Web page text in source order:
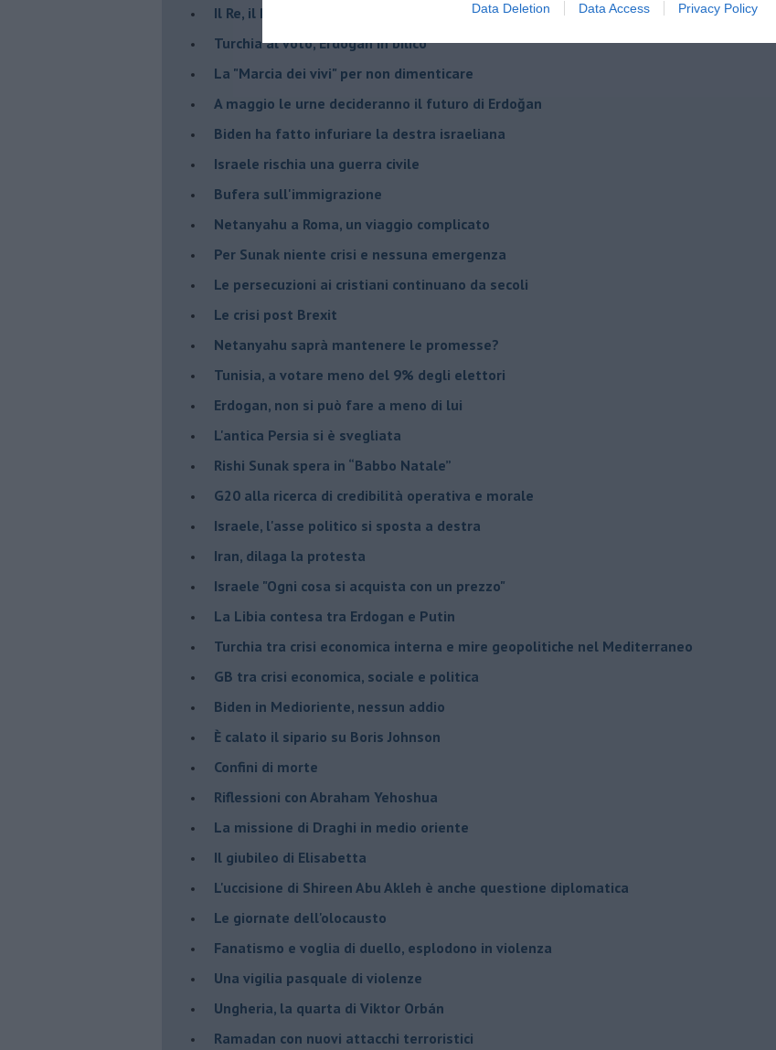
Data Deletion Data Access Privacy Policy
Il Re, il Primo Ministro, il Sindaco e la Brexit
Turchia al voto, Erdogan in bilico
La "Marcia dei vivi" per non dimenticare
A maggio le urne decideranno il futuro di Erdoğan
Biden ha fatto infuriare la destra israeliana
Israele rischia una guerra civile
Bufera sull'immigrazione
Netanyahu a Roma, un viaggio complicato
Per Sunak niente crisi e nessuna emergenza
Le persecuzioni ai cristiani continuano da secoli
Le crisi post Brexit
Netanyahu saprà mantenere le promesse?
Tunisia, a votare meno del 9% degli elettori
Erdogan, non si può fare a meno di lui
L'antica Persia si è svegliata
Rishi Sunak spera in “Babbo Natale”
G20 alla ricerca di credibilità operativa e morale
Israele, l'asse politico si sposta a destra
Iran, dilaga la protesta
Israele "Ogni cosa si acquista con un prezzo"
La Libia contesa tra Erdogan e Putin
Turchia tra crisi economica interna e mire geopolitiche nel Mediterraneo
GB tra crisi economica, sociale e politica
Biden in Medioriente, nessun addio
È calato il sipario su Boris Johnson
Confini di morte
Riflessioni con Abraham Yehoshua
La missione di Draghi in medio oriente
Il giubileo di Elisabetta
L'uccisione di Shireen Abu Akleh è anche questione diplomatica
Le giornate dell'olocausto
Fanatismo e voglia di duello, esplodono in violenza
Una vigilia pasquale di violenze
Ungheria, la quarta di Viktor Orbán
Ramadan con nuovi attacchi terroristici